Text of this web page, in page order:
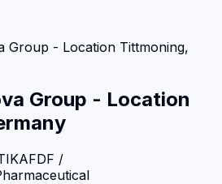
Group - Location Tittmoning,
Group - Location
FDF /